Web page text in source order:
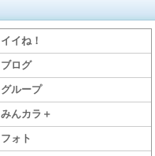
イイね！
ブログ
グループ
みんカラ＋
フォト